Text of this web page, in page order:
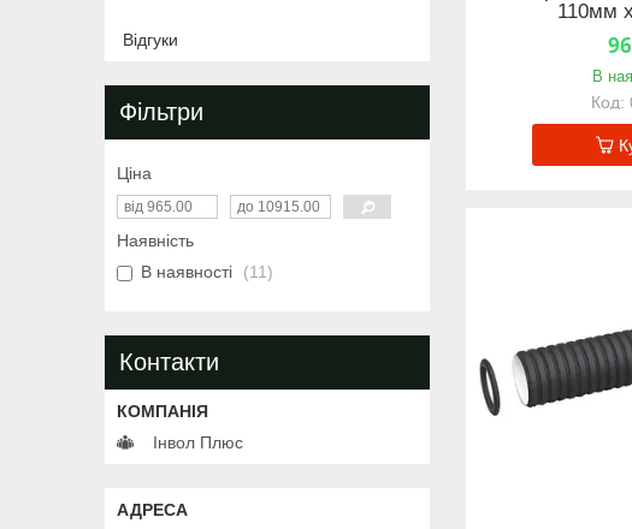
110мм
В
Відгуки
Фільтри
Ціна
Наявність
В наявності
11
Контакти
Інвол Плюс